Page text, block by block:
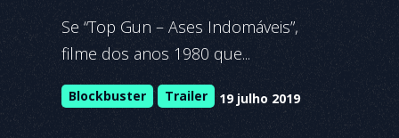
Se “Top Gun – Ases Indomáveis”,
filme dos anos 1980 que...
Blockbuster Trailer 19 julho 2019